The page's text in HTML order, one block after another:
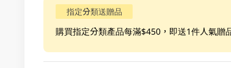
指定分類送贈品
購買指定分類產品每滿$450，即送1件人氣贈